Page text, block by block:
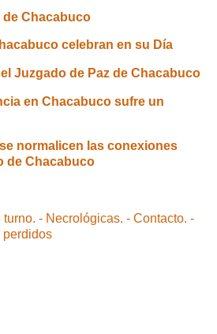
de Chacabuco
celebran en su Día
Juzgado de Paz de Chacabuco
en Chacabuco sufre un
normalicen las conexiones
de Chacabuco
turno. - Necrológicas. - Contacto. -
perdidos